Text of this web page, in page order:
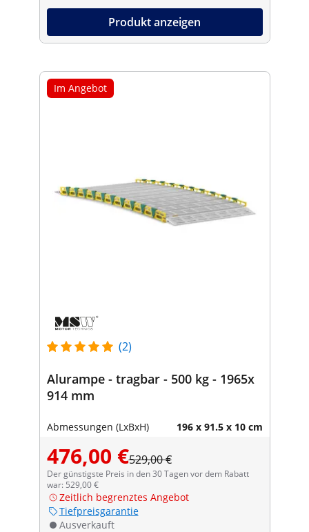
Produkt anzeigen
Im Angebot
(2)
Alurampe - tragbar - 500 kg - 1965x
914 mm
Abmessungen (LxBxH) 196 x 91.5 x 10 cm
476,00 €529,00 €
Der günstigste Preis in den 30 Tagen vor dem Rabatt
war: 529,00 €
Zeitlich begrenztes Angebot
Tiefpreisgarantie
Ausverkauft